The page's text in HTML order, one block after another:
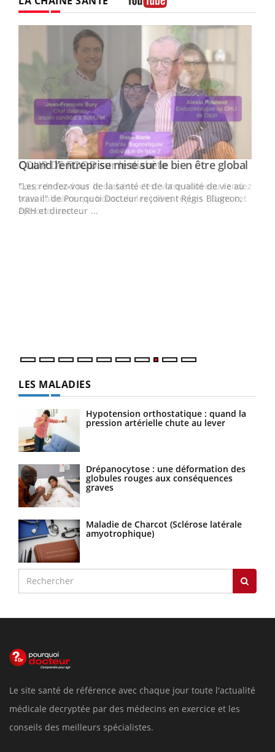
Youtube
Quand l’entreprise mise sur le bien être global
"Les rendez-vous de la santé et de la qualité de vie au
travail" de Pourquoi Docteur reçoivent Régis Blugeon,
DRH et directeur ...
LES MALADIES
Hypotension orthostatique : quand la
pression artérielle chute au lever
Drépanocytose : une déformation des
globules rouges aux conséquences
graves
Maladie de Charcot (Sclérose latérale
amyotrophique)
Le site santé de référence avec chaque jour toute l'actualité
médicale decryptée par des médecins en exercice et les
conseils des meilleurs spécialistes.